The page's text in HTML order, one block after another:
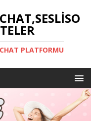
PLATFORMU